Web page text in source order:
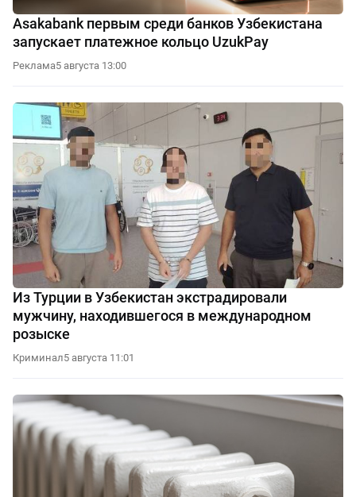
Asakabank первым среди банков Узбекистана
запускает платежное кольцо UzukPay
Реклама5 августа 13:00
Из Турции в Узбекистан экстрадировали
мужчину, находившегося в международном
розыске
Криминал5 августа 11:01